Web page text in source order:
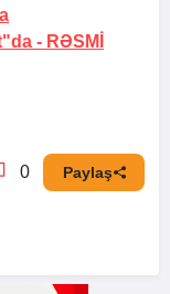
- RƏSMİ
0 Paylaş